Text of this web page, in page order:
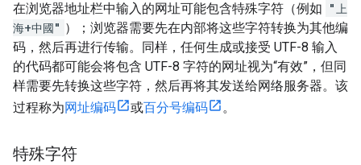
在浏览器地址栏中输入的网址可能包含特殊字符（例如 "上
海+中國" ）；浏览器需要先在内部将这些字符转换为其他编
码，然后再进行传输。同样，任何生成或接受 UTF-8 输入
的代码都可能会将包含 UTF-8 字符的网址视为“有效”，但同
样需要先转换这些字符，然后再将其发送给网络服务器。该
过程称为网址编码 或百分号编码 。
特殊字符